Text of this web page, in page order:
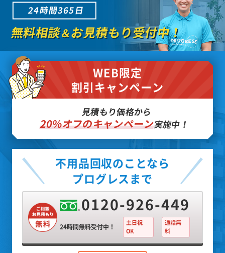
24時間365日
無料相談＆お見積もり受付中！
WEB限定
割引キャンペーン
見積もり価格から
20%オフのキャンペーン実施中！
不用品回収のことなら
プログレスまで
0120-926-449
24時間無料受付中！
土日祝
OK
通話無
料